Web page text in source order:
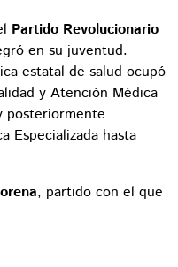
Partido Revolucionario
en su juventud.
estatal de salud ocupó
y Atención Médica
posteriormente
Especializada hasta
, partido con el que